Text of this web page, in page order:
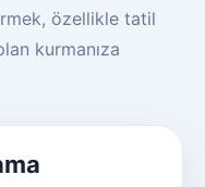
özellikle tatil
kurmanıza